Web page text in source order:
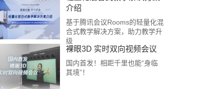
介绍
基于腾讯会议Rooms的轻量化混
合式教学解决方案，助力教学升
级
裸眼3D 实时双向视频会议
国内首发！相距千里也能“身临
其境”！